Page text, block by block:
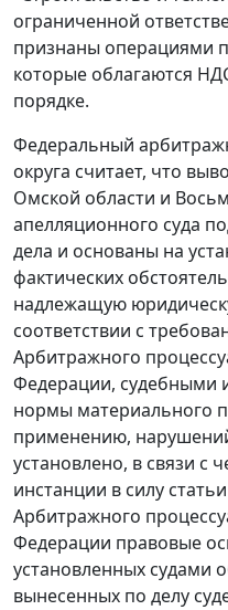
ограниченной
признаны операциями
которые облагаются
порядке.
Федеральный
округа считает, что
Омской области и
апелляционного суда
дела и основаны на
фактических
надлежащую
соответствии с
Арбитражного
Федерации, судебными
нормы материального
применению,
установлено, в связи с
инстанции в силу
Арбитражного
Федерации правовые
установленных судами
вынесенных по делу